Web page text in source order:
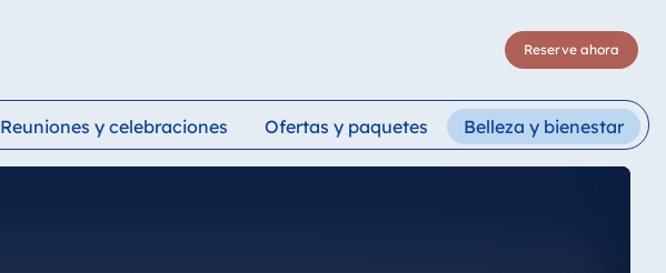
Reserve ahora
Reuniones y celebraciones Ofertas y paquetes Belleza y bienestar